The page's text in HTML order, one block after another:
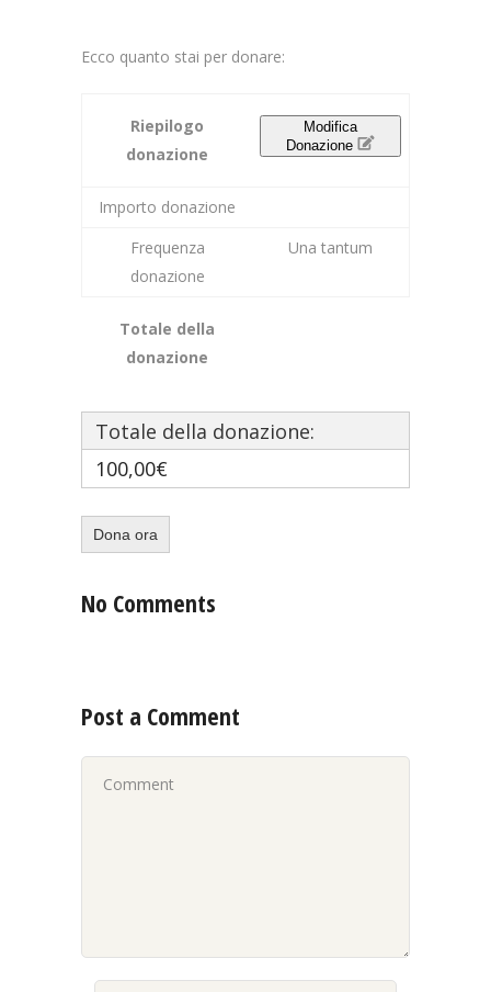
Ecco quanto stai per donare:
Riepilogo
donazione
Modifica
Donazione
Importo donazione
Frequenza
donazione
Una tantum
Totale della
donazione
Totale della donazione:
100,00€
No Comments
Post a Comment